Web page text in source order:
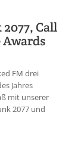
Call
Awards
FM drei
Jahres
mit unserer
2077 und